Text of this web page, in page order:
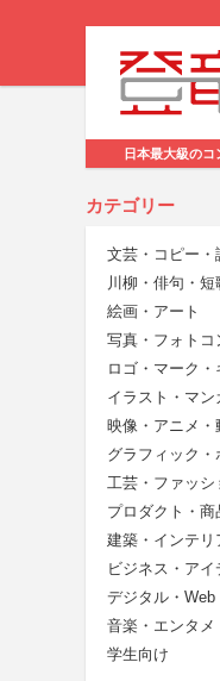
日本最大級の
カテゴリー
文芸・コピー・
川柳・俳句・短
絵画・アート
写真・フォトコ
ロゴ・マーク
イラスト・マン
映像・アニメ・
グラフィック・
工芸・ファッシ
プロダクト・
建築・インテリ
ビジネス・ア
デジタル・Web
音楽・エンタメ
学生向け